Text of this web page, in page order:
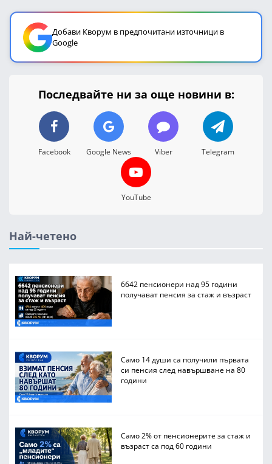
Добави Кворум в предпочитани източници в
Google
Последвайте ни за още новини в:
Facebook Google News Viber Telegram
YouTube
Най-четено
6642 пенсионери над 95 години
получават пенсия за стаж и възраст
Само 14 души са получили първата
си пенсия след навършване на 80
години
Само 2% от пенсионерите за стаж и
възраст са под 60 години